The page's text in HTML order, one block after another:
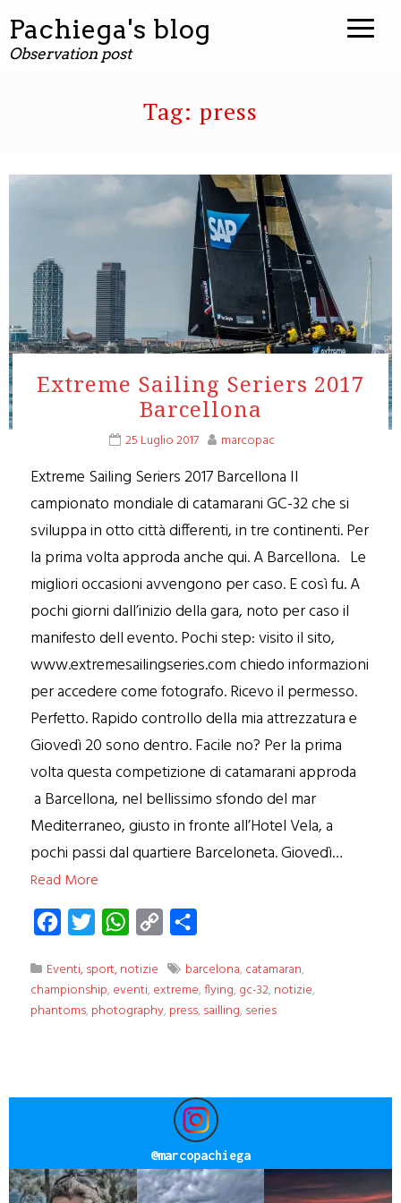
contenuto
Pachiega's blog
Observation post
Tag: press
Extreme Sailing Seriers 2017
Barcellona
25 Luglio 2017 marcopac
Extreme Sailing Seriers 2017 Barcellona Il
campionato mondiale di catamarani GC-32 che si
sviluppa in otto città differenti, in tre continenti. Per
la prima volta approda anche qui. A Barcellona. Le
migliori occasioni avvengono per caso. E così fu. A
pochi giorni dall’inizio della gara, noto per caso il
manifesto dell evento. Pochi step: visito il sito,
www.extremesailingseries.com chiedo informazioni
per accedere come fotografo. Ricevo il permesso.
Perfetto. Rapido controllo della mia attrezzatura e
Giovedì 20 sono dentro. Facile no? Per la prima
volta questa competizione di catamarani approda
a Barcellona, nel bellissimo sfondo del mar
Mediterraneo, giusto in fronte all’Hotel Vela, a
pochi passi dal quartiere Barceloneta. Giovedì…
Read More
Facebook
Twitter WhatsApp
Copy
Eventi, sport, notizie barcelona, catamaran,
championship, eventi, extreme,flying, gc-32, notizie,
phantoms, photography, press, sailling, series
@marcopachiega